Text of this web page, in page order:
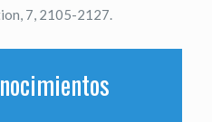
7, 2105-2127.